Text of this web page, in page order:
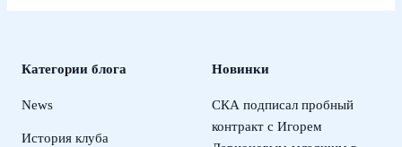
Категории блога
News
История клуба
Новинки
СКА подписал пробный
контракт с Игорем